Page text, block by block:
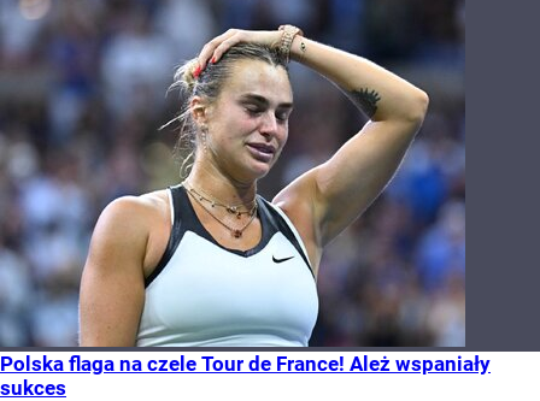
Polska flaga na czele Tour de France! Ależ wspaniały
sukces